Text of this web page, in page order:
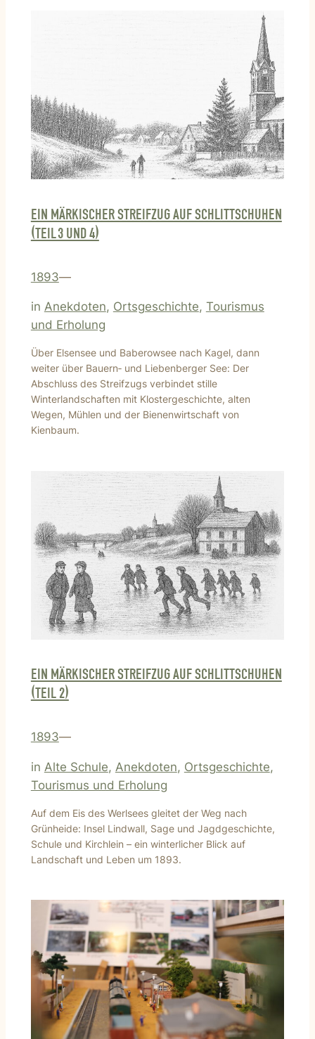
EIN MÄRKISCHER STREIFZUG AUF SCHLITTSCHUHEN
(TEIL 3 UND 4)
1893—
in Anekdoten, Ortsgeschichte, Tourismus
und Erholung
Über Elsensee und Baberowsee nach Kagel, dann
weiter über Bauern‑ und Liebenberger See: Der
Abschluss des Streifzugs verbindet stille
Winterlandschaften mit Klostergeschichte, alten
Wegen, Mühlen und der Bienenwirtschaft von
Kienbaum.
EIN MÄRKISCHER STREIFZUG AUF SCHLITTSCHUHEN
(TEIL 2)
1893—
in Alte Schule, Anekdoten, Ortsgeschichte
Tourismus und Erholung
Auf dem Eis des Werlsees gleitet der Weg nach
Grünheide: Insel Lindwall, Sage und Jagdgeschichte,
Schule und Kirchlein – ein winterlicher Blick auf
Landschaft und Leben um 1893.